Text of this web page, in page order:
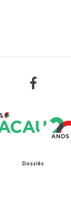
Dossiês